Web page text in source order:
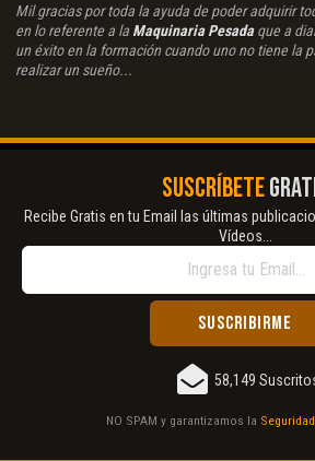
Mil gracias por toda la ayuda de poder adquirir
en lo referente a la Maquinaria Pesadaque a
un éxito en la formación cuando uno no tiene la
realizar un sueño...
SUSCRÍBETE
Recibe Gratis en tu Email las últimas
Vídeos...
58,149
NO SPAM y garantizamos la Seguridad